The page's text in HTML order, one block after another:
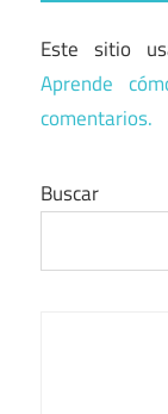
Este sitio
Aprende
comentarios.
Buscar